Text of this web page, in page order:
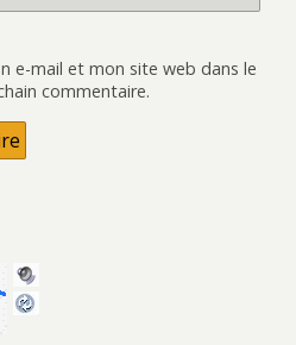
e-mail et mon site web dans le
commentaire.